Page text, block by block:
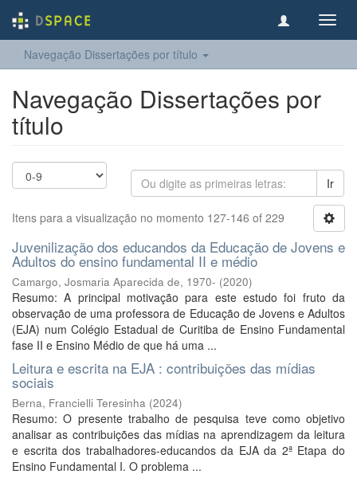
Navegação Dissertações por título
Navegação Dissertações por
título
Ir
Itens para a visualização no momento 127-146 of 229
Juvenilização dos educandos da Educação de Jovens e
Adultos do ensino fundamental II e médio
Camargo, Josmaria Aparecida de, 1970- (2020)
Resumo: A principal motivação para este estudo foi fruto da
observação de uma professora de Educação de Jovens e Adultos
(EJA) num Colégio Estadual de Curitiba de Ensino Fundamental
fase II e Ensino Médio de que há uma ...
Leitura e escrita na EJA : contribuições das mídias
sociais
Berna, Francielli Teresinha (2024)
Resumo: O presente trabalho de pesquisa teve como objetivo
analisar as contribuições das mídias na aprendizagem da leitura
e escrita dos trabalhadores-educandos da EJA da 2ª Etapa do
Ensino Fundamental I. O problema ...